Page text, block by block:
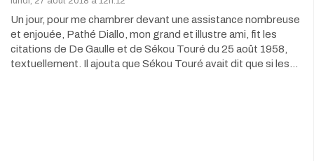
Un jour, pour me chambrer devant une assistance nombreuse
et enjouée, Pathé Diallo, mon grand et illustre ami, fit les
citations de De Gaulle et de Sékou Touré du 25 août 1958,
textuellement. Il ajouta que Sékou Touré avait dit que si les…